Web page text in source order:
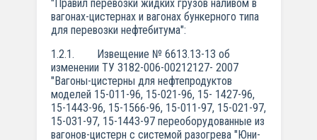
"Правил перевозки жидких грузов наливом в
вагонах-цистернах и вагонах бункерного типа
для перевозки нефтебитума":
1.2.1. Извещение № 6613.13-13 об
изменении ТУ 3182-006-00212127- 2007
"Вагоны-цистерны для нефтепродуктов
моделей 15-011-96, 15-021-96, 15- 1427-96,
15-1443-96, 15-1566-96, 15-011-97, 15-021-97,
15-031-97, 15-1443-97 переоборудованные из
вагонов-цистерн с системой разогрева "Юни-